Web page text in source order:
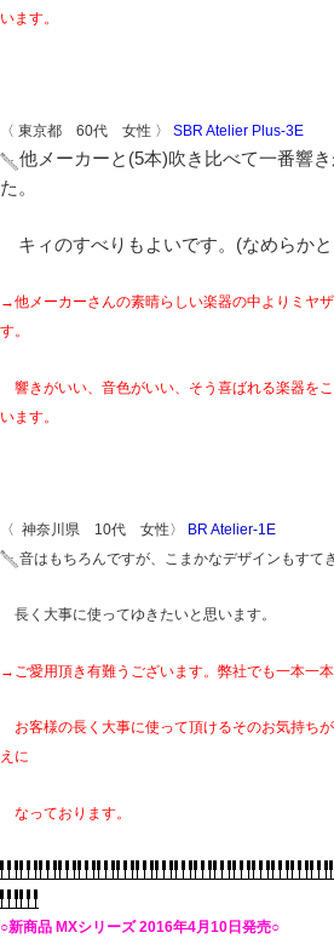
います。
〈 東京都 60代 女性 〉 SBR Atelier Plus-3E
他メーカーと(5本)吹き比べて一番響
た。
キィのすべりもよいです。(なめらか
→他メーカーさんの素晴らしい楽器の中よりミヤ
す。
響きがいい、音色がいい、そう喜ばれる楽器を
います。
〈 神奈川県 10代 女性〉 BR Atelier-1E
音はもちろんですが、こまかなデザインもすて
長く大事に使ってゆきたいと思います。
→ご愛用頂き有難うございます。弊社でも一本一
お客様の長く大事に使って頂けるそのお気持ち
えに
なっております。
○新商品 MXシリーズ 2016年4月10日発売○